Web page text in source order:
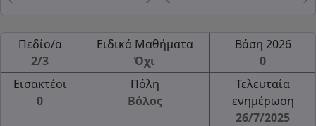
Πεδίο/α
2/3
Ειδικά Μαθήματα
Όχι
Βάση 2026
0
Εισακτέοι
0
Πόλη
Βόλος
Τελευταία
ενημέρωση
26/7/2025